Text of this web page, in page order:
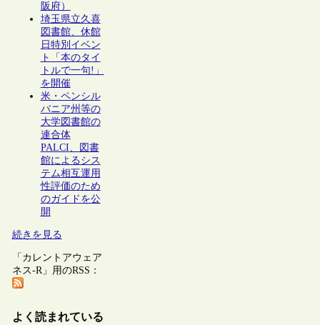
阪府）
埼玉県立久喜
図書館、休館
日特別イベン
ト「本のタイ
トルで一句!」
を開催
米・ペンシル
バニア州等の
大学図書館の
連合体
PALCI、図書
館によるシス
テム相互運用
性評価のため
のガイドを公
開
続きを見る
「カレントアウェア
ネス-R」用のRSS：
よく読まれている